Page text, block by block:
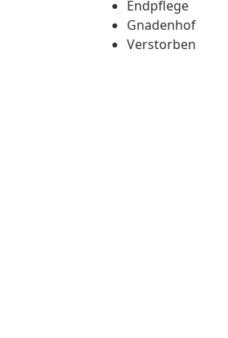
Endpflege
Gnadenhof
Verstorben